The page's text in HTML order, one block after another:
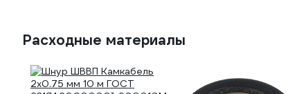
Расходные материалы